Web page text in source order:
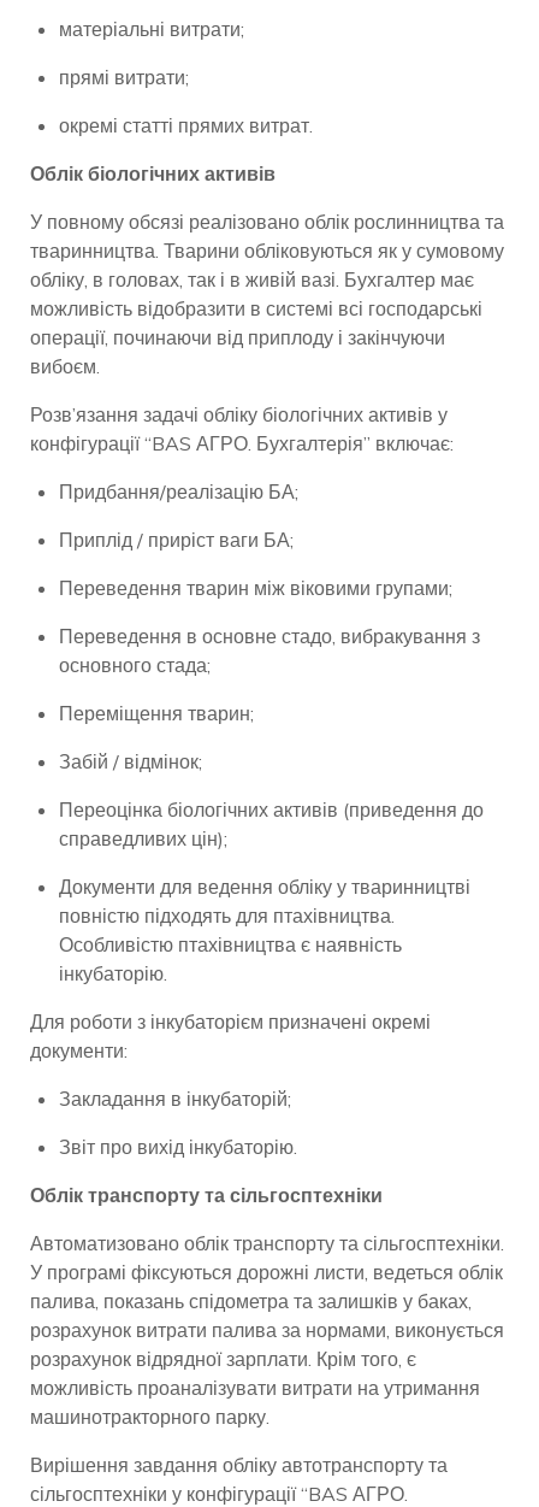
матеріальні витрати;
прямі витрати;
окремі статті прямих витрат.
Облік біологічних активів
У повному обсязі реалізовано облік рослинництва та
тваринництва. Тварини обліковуються як у сумовому
обліку, в головах, так і в живій вазі. Бухгалтер має
можливість відобразити в системі всі господарські
операції, починаючи від приплоду і закінчуючи
вибоєм.
Розв’язання задачі обліку біологічних активів у
конфігурації “BAS АГРО. Бухгалтерія” включає:
Придбання/реалізацію БА;
Приплід / приріст ваги БА;
Переведення тварин між віковими групами;
Переведення в основне стадо, вибракування з
основного стада;
Переміщення тварин;
Забій / відмінок;
Переоцінка біологічних активів (приведення до
справедливих цін);
Документи для ведення обліку у тваринництві
повністю підходять для птахівництва.
Особливістю птахівництва є наявність
інкубаторію.
Для роботи з інкубаторієм призначені окремі
документи:
Закладання в інкубаторій;
Звіт про вихід інкубаторію.
Облік транспорту та сільгосптехніки
Автоматизовано облік транспорту та сільгосптехніки.
У програмі фіксуються дорожні листи, ведеться облік
палива, показань спідометра та залишків у баках,
розрахунок витрати палива за нормами, виконується
розрахунок відрядної зарплати. Крім того, є
можливість проаналізувати витрати на утримання
машинотракторного парку.
Вирішення завдання обліку автотранспорту та
сільгосптехніки у конфігурації “BAS АГРО.